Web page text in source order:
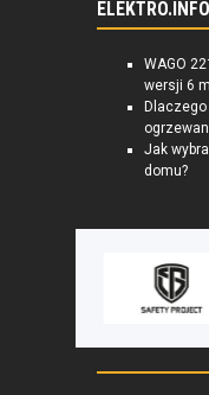
ELEKTRO.INFO
WAGO
wersji 6
Dlaczego
Jak
domu?